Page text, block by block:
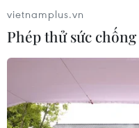
vietnamplus.vn
Phép thử sức